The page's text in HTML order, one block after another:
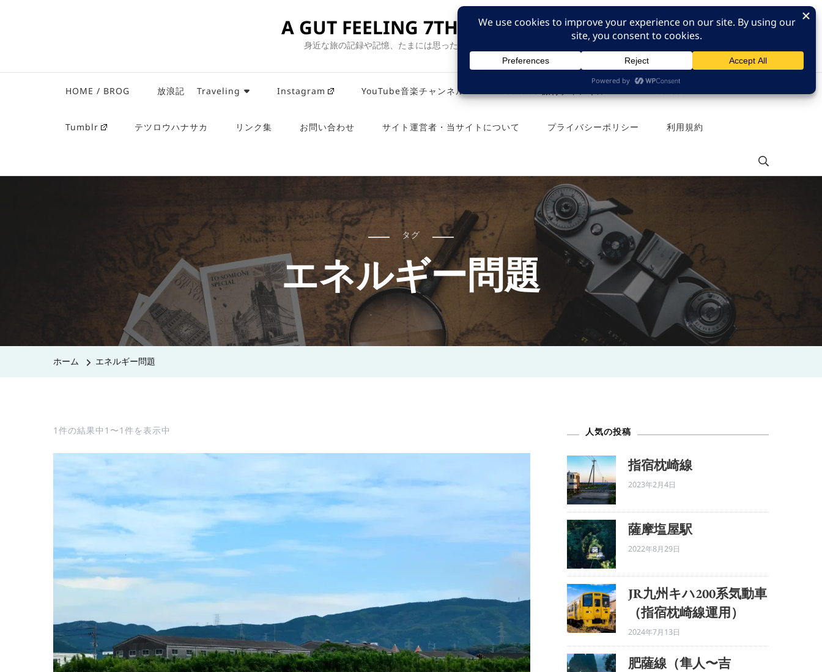
A GUT FEELING 7TH EDITION
身近な旅の記録や記憶、たまには思ったことも残そう。
HOME / BROG 放浪記 Traveling Instagram YouTube音楽チャンネル
Tumblr テツロウハナサカ リンク集 お問い合わせ サイト運営者・当サイトについて プライバシーポリシー 利用規約
タグ
エネルギー問題
ホーム エネルギー問題
1件の結果中1〜1件を表示中 人気の投稿
指宿枕崎線
2023年2月4日
薩摩塩屋駅
2022年8月29日
JR九州キハ200系気動車
（指宿枕崎線運用）
2024年7月13日
肥薩線（隼人〜吉